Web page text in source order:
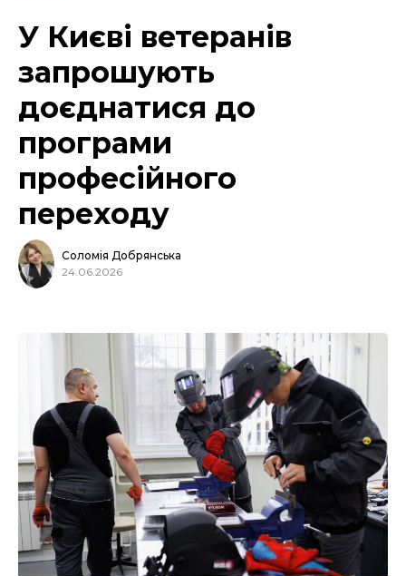
У Києві ветеранів
запрошують
доєднатися до
програми
професійного
переходу
Соломія Добрянська
24.06.2026